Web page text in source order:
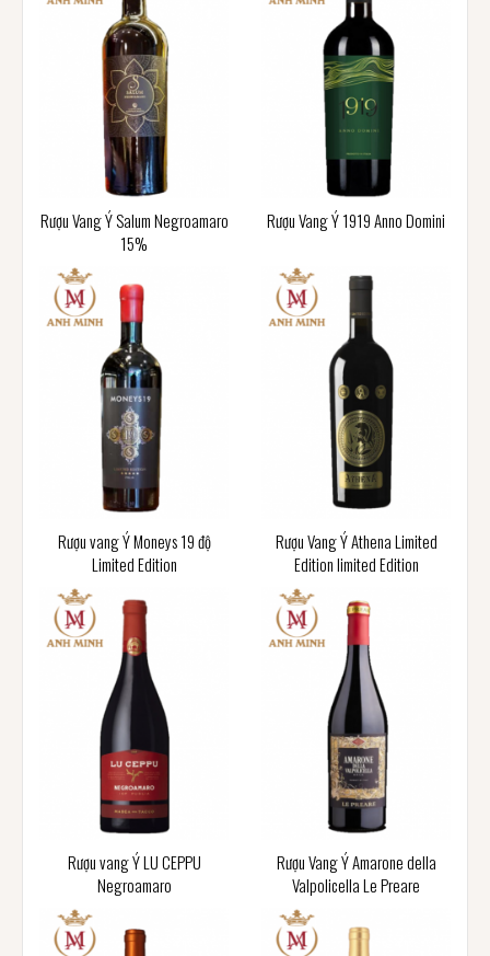
Rượu Vang Ý Salum Negroamaro
15%
Rượu Vang Ý 1919 Anno Domini
Rượu vang Ý Moneys 19 độ
Limited Edition
Rượu Vang Ý Athena Limited
Edition limited Edition
Rượu vang Ý LU CEPPU
Negroamaro
Rượu Vang Ý Amarone della
Valpolicella Le Preare